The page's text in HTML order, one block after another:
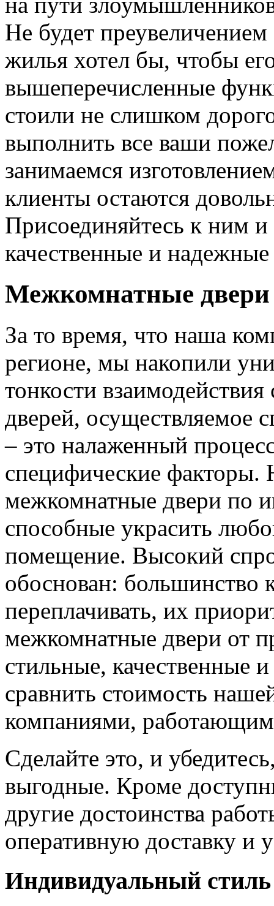
Не будет
жилья хотел бы, чтобы
вышеперечисленные
стоили не слишком
выполнить все ваши
занимаемся
клиенты остаются
Присоединяйтесь к ним
качественные и
Межкомнатные двери
За то время, что наша
регионе, мы накопили
тонкости
дверей, осуществляемое
– это налаженный
специфические
межкомнатные двери по
способные украсить
помещение. Высокий
обоснован: большинство
переплачивать, их
межкомнатные двери от
стильные, качественные
сравнить стоимость
компаниями,
Сделайте это, и
выгодные. Кроме
другие достоинства
оперативную доставку и
Индивидуальный стиль